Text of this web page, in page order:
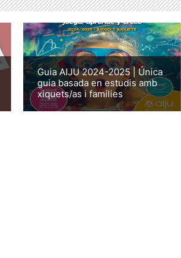
Guia AIJU 2024-2025 | Única
guia basada en estudis amb
xiquets/as i famílies